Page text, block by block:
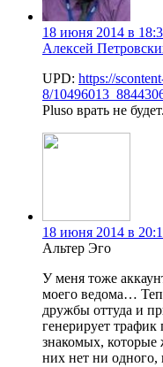
18 июня 2014 в
Алексей
UPD: https://
8/
Pluso врать не будет.
18 июня 2014 в
Альтер Эго
У меня тоже
моего ведома…
дружбы оттуда и
генерирует
знакомых, которые
них нет ни